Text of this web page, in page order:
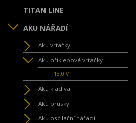
TITAN LINE
AKU NÁŘADÍ
Aku vrtačky
Aku příklepové vrtačky
18,0 V
Aku kladiva
Aku brusky
Aku oscilační nářadí